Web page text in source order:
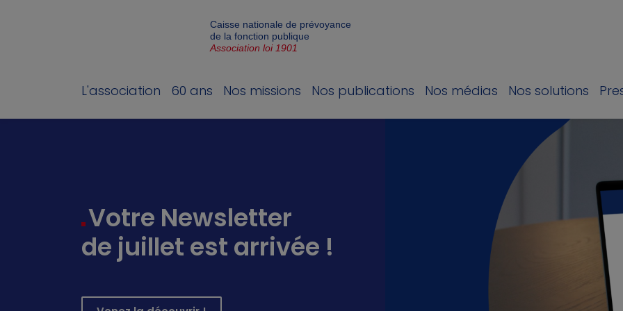
Caisse nationale de prévoyance
de la fonction publique
Association loi 1901
L'association 60 ans Nos missions Nos publications Nos médias Nos solutions
Votre Newsletter
de juillet est arrivée !